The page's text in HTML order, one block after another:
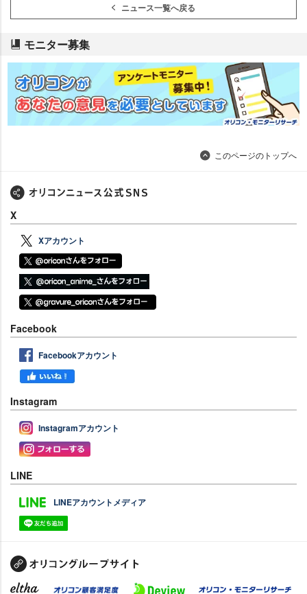
ニュース一覧へ戻る
モニター募集
このページのトップへ
X
Xアカウント
Facebook
Facebookアカウント
Instagram
Instagramアカウント
LINE
LINEアカウントメディア